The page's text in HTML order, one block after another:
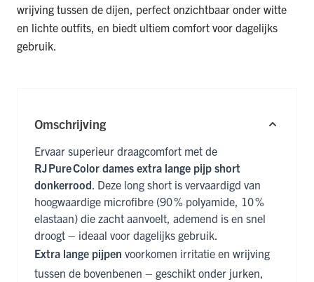
wrijving tussen de dijen, perfect onzichtbaar onder witte
en lichte outfits, en biedt ultiem comfort voor dagelijks
gebruik.
Omschrijving
Ervaar superieur draagcomfort met de
RJ Pure Color dames extra lange pijp short
donkerrood. Deze long short is vervaardigd van
hoogwaardige microfibre (90 % polyamide, 10 %
elastaan) die zacht aanvoelt, ademend is en snel
droogt – ideaal voor dagelijks gebruik.
Extra lange pijpen voorkomen irritatie en wrijving
tussen de bovenbenen – geschikt onder jurken,